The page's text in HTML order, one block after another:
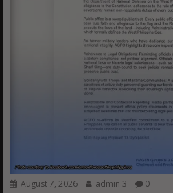
August 7, 2026 admin 3 0